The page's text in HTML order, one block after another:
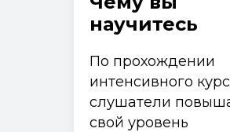
научитесь
По прохождении
интенсивного
слушатели
свой уровень
Об институте
443099, Самара, ул. Чапаевская, 89,
(каб. 505-508)
Истории выпускников